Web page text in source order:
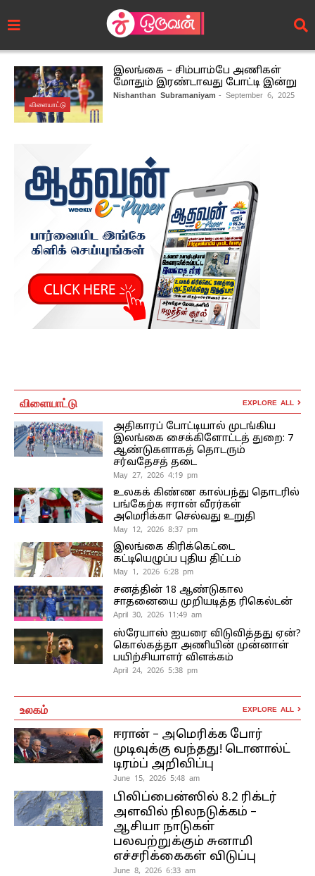
விளையாட்டு
இலங்கை – சிம்பாம்பே அணிகள்
மோதும் இரண்டாவது போட்டி இன்று
Nishanthan Subramaniyam - September 6, 2025
விளையாட்டு EXPLORE ALL
அதிகாரப் போட்டியால் முடங்கிய
இலங்கை சைக்கிளோட்டத் துறை: 7
ஆண்டுகளாகத் தொடரும்
சர்வதேசத் தடை
May 27, 2026 4:19 pm
உலகக் கிண்ண கால்பந்து தொடரில்
பங்கேற்க ஈரான் வீரர்கள்
அமெரிக்கா செல்வது உறுதி
May 12, 2026 8:37 pm
இலங்கை கிரிக்கெட்டை
கட்டியெழுப்ப புதிய திட்டம்
May 1, 2026 6:28 pm
சனத்தின் 18 ஆண்டுகால
சாதனையை முறியடித்த ரிகெல்டன்
April 30, 2026 11:49 am
ஸ்ரேயாஸ் ஐயரை விடுவித்தது ஏன்?
கொல்கத்தா அணியின் முன்னாள்
பயிற்சியாளர் விளக்கம்
April 24, 2026 5:38 pm
உலகம் EXPLORE ALL
ஈரான் – அமெரிக்க போர்
முடிவுக்கு வந்தது! டொனால்ட்
டிரம்ப் அறிவிப்பு
June 15, 2026 5:48 am
பிலிப்பைன்ஸில் 8.2 ரிக்டர்
அளவில் நிலநடுக்கம் –
ஆசியா நாடுகள்
பலவற்றுக்கும் சுனாமி
எச்சரிக்கைகள் விடுப்பு
June 8, 2026 6:33 am